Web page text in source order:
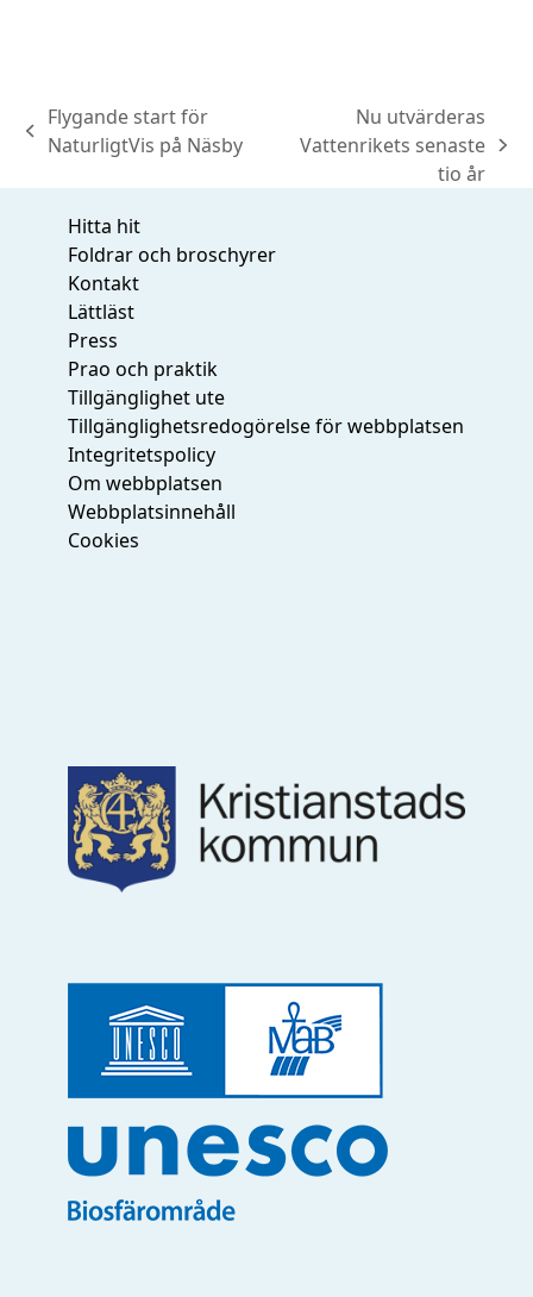
previous
Flygande start för
NaturligtVis på Näsby
next
Nu utvärderas
Vattenrikets senaste
tio år
Hitta hit
Foldrar och broschyrer
Kontakt
Lättläst
Press
Prao och praktik
Tillgänglighet ute
Tillgänglighetsredogörelse för webbplatsen
Integritetspolicy
Om webbplatsen
Webbplatsinnehåll
Cookies